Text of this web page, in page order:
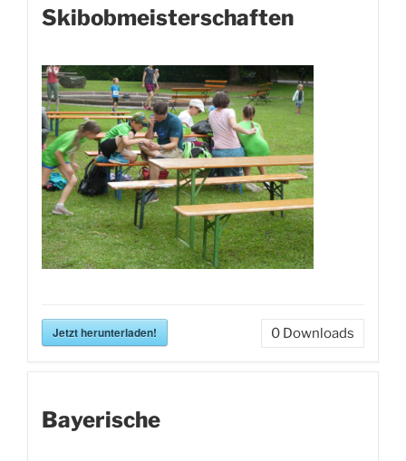
Skibobmeisterschaften
Jetzt herunterladen! 0 Downloads
Bayerische